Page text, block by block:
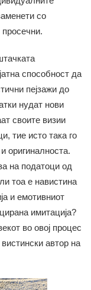
со
просечни.
способност да
пејзажи до
нудат нови
своите визии
тие исто така го
оригиналноста.
на податоци од
тоа е навистина
и емотивниот
имитација?
во овој процес
автор на